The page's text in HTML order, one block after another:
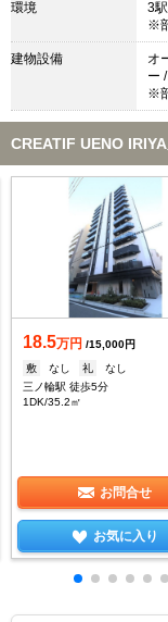
環境
3
※
建物設備
オ
ー
※
CREATIF UENO
18.5万円 /15,000円
敷
なし 礼
なし
三ノ輪駅 徒歩5分
1DK/35.2㎡
お問合せ
お気に入り